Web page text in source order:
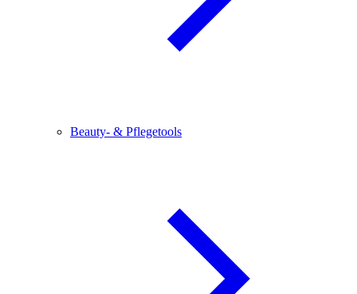
Beauty- & Pflegetools